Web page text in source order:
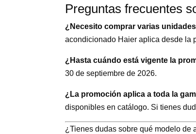
Preguntas frecuentes
¿Necesito comprar varias
acondicionado Haier aplica desde la
¿Hasta cuándo está vigente la
30 de septiembre de 2026.
¿La promoción aplica a toda la
disponibles en catálogo. Si tienes
¿Tienes dudas sobre qué modelo de